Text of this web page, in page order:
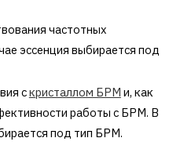
частотных
эссенция выбирается под
скристаллом БРМ и, как
работы с БРМ. В
под тип БРМ.